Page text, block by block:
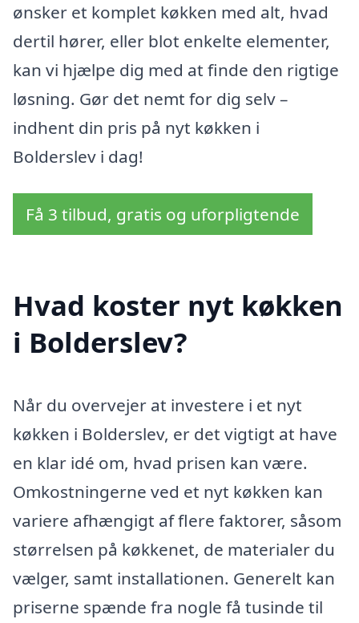
ønsker et komplet køkken med alt, hvad
dertil hører, eller blot enkelte elementer,
kan vi hjælpe dig med at finde den rigtige
løsning. Gør det nemt for dig selv –
indhent din pris på nyt køkken i
Bolderslev i dag!
Få 3 tilbud, gratis og uforpligtende
Hvad koster nyt køkken
i Bolderslev?
Når du overvejer at investere i et nyt
køkken i Bolderslev, er det vigtigt at have
en klar idé om, hvad prisen kan være.
Omkostningerne ved et nyt køkken kan
variere afhængigt af flere faktorer, såsom
størrelsen på køkkenet, de materialer du
vælger, samt installationen. Generelt kan
priserne spænde fra nogle få tusinde til